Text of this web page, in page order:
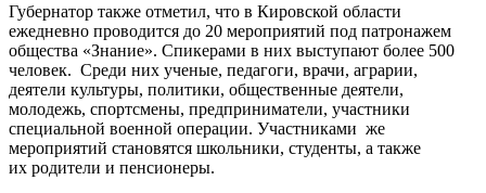
Губернатор также отметил, что в Кировской области
ежедневно проводится до 20 мероприятий под патронажем
общества «Знание». Спикерами в них выступают более 500
человек. Среди них ученые, педагоги, врачи, аграрии,
деятели культуры, политики, общественные деятели,
молодежь, спортсмены, предприниматели, участники
специальной военной операции. Участниками же
мероприятий становятся школьники, студенты, а также
их родители и пенсионеры.